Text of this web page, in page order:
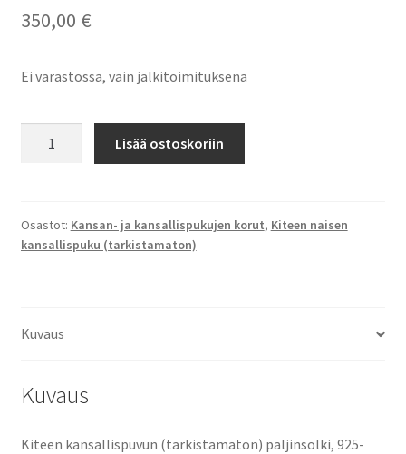
350,00 €
Ei varastossa, vain jälkitoimituksena
Lisää ostoskoriin
Osastot: Kansan- ja kansallispukujen korut, Kiteen naisen
kansallispuku (tarkistamaton)
Kuvaus
Kuvaus
Kiteen kansallispuvun (tarkistamaton) paljinsolki, 925-